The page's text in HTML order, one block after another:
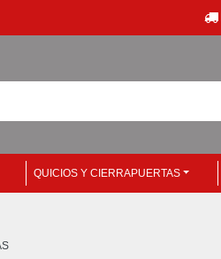
QUICIOS Y CIERRAPUERTAS